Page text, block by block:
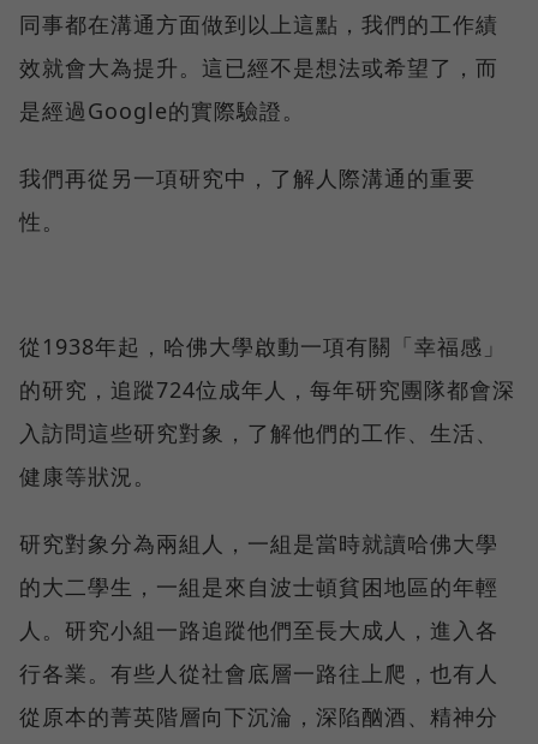
同事都在溝通方面做到以上這點，我們的工作績
效就會大為提升。這已經不是想法或希望了，而
是經過Google的實際驗證。
我們再從另一項研究中，了解人際溝通的重要
性。
從1938年起，哈佛大學啟動一項有關「幸福感」
的研究，追蹤724位成年人，每年研究團隊都會深
入訪問這些研究對象，了解他們的工作、生活、
健康等狀況。
研究對象分為兩組人，一組是當時就讀哈佛大學
的大二學生，一組是來自波士頓貧困地區的年輕
人。研究小組一路追蹤他們至長大成人，進入各
行各業。有些人從社會底層一路往上爬，也有人
從原本的菁英階層向下沉淪，深陷酗酒、精神分